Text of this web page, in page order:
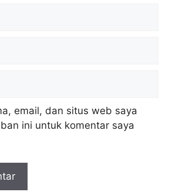
email, dan situs web saya
ini untuk komentar saya